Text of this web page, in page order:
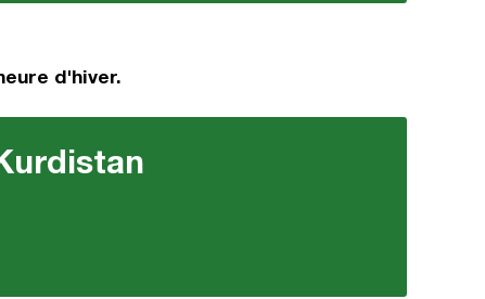
d'hiver.